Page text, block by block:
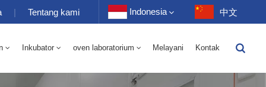
| Tentang kami Indonesia 中文
Inkubator oven laboratorium Melayani Kontak